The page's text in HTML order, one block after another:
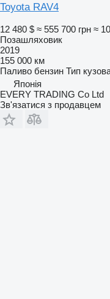
Toyota RAV4
12 480 $ ≈ 555 700 грн ≈
Позашляховик
2019
155 000 км
Паливо бензин Тип
Японія
EVERY TRADING Co Ltd
Зв'язатися з продавцем